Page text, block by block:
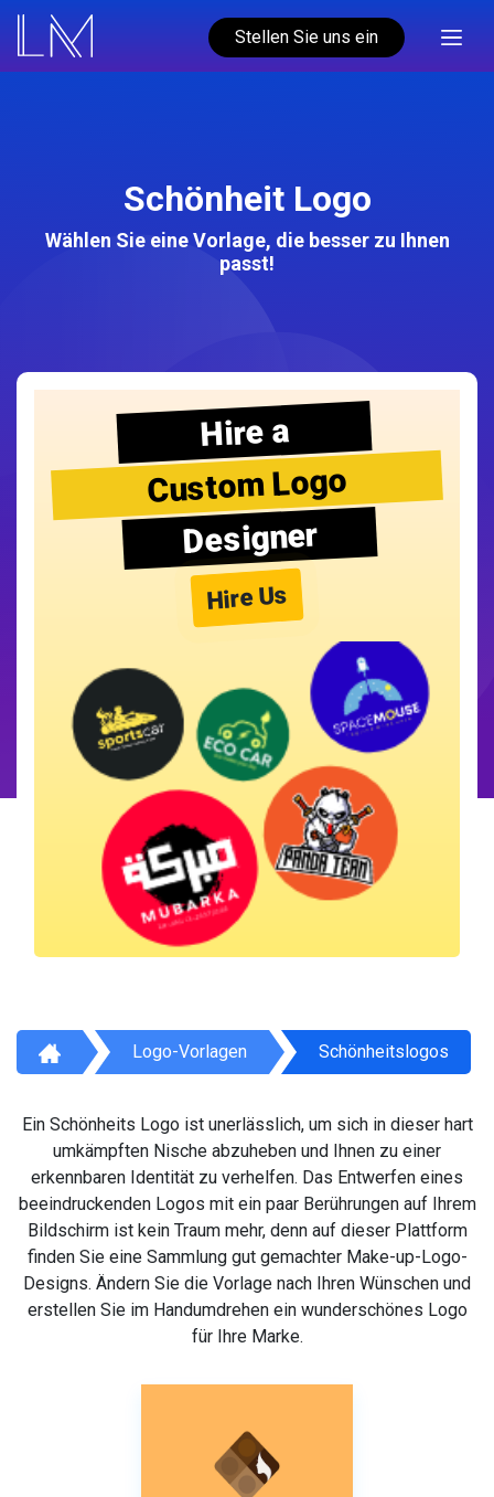
Stellen Sie uns ein
Schönheit Logo
Wählen Sie eine Vorlage, die besser zu Ihnen
passt!
Hire a
Custom Logo
Designer
Hire Us
Logo-Vorlagen Schönheitslogos
Ein Schönheits Logo ist unerlässlich, um sich in dieser hart
umkämpften Nische abzuheben und Ihnen zu einer
erkennbaren Identität zu verhelfen. Das Entwerfen eines
beeindruckenden Logos mit ein paar Berührungen auf Ihrem
Bildschirm ist kein Traum mehr, denn auf dieser Plattform
finden Sie eine Sammlung gut gemachter Make-up-Logo-
Designs. Ändern Sie die Vorlage nach Ihren Wünschen und
erstellen Sie im Handumdrehen ein wunderschönes Logo
für Ihre Marke.